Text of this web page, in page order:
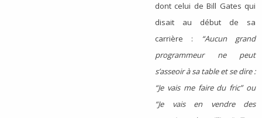
dont celui de Bill Gates qui
disait au début de sa
carrière :
“Aucun grand
programmeur ne peut
s’asseoir à sa table et se dire :
“Je vais me faire du fric” ou
“Je vais en vendre des